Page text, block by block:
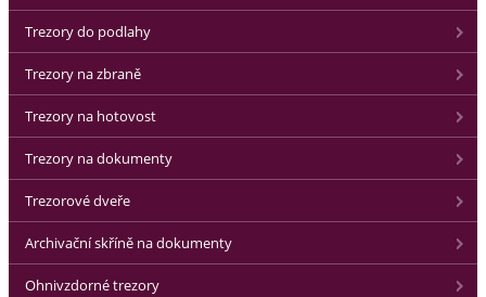
Trezory do podlahy
Trezory na zbraně
Trezory na hotovost
Trezory na dokumenty
Trezorové dveře
Archivační skříně na dokumenty
Ohnivzdorné trezory